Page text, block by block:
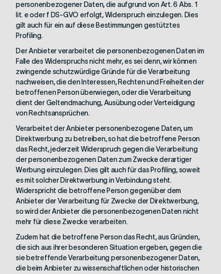
personenbezogener Daten, die aufgrund von Art. 6 Abs. 1
lit. e oder f DS-GVO erfolgt, Widerspruch einzulegen. Dies
gilt auch für ein auf diese Bestimmungen gestütztes
Profiling.
Der Anbieter verarbeitet die personenbezogenen Daten im
Falle des Widerspruchs nicht mehr, es sei denn, wir können
zwingende schutzwürdige Gründe für die Verarbeitung
nachweisen, die den Interessen, Rechten und Freiheiten der
betroffenen Person überwiegen, oder die Verarbeitung
dient der Geltendmachung, Ausübung oder Verteidigung
von Rechtsansprüchen.
Verarbeitet der Anbieter personenbezogene Daten, um
Direktwerbung zu betreiben, so hat die betroffene Person
das Recht, jederzeit Widerspruch gegen die Verarbeitung
der personenbezogenen Daten zum Zwecke derartiger
Werbung einzulegen. Dies gilt auch für das Profiling, soweit
es mit solcher Direktwerbung in Verbindung steht.
Widerspricht die betroffene Person gegenüber dem
Anbieter der Verarbeitung für Zwecke der Direktwerbung,
so wird der Anbieter die personenbezogenen Daten nicht
mehr für diese Zwecke verarbeiten.
Zudem hat die betroffene Person das Recht, aus Gründen,
die sich aus ihrer besonderen Situation ergeben, gegen die
sie betreffende Verarbeitung personenbezogener Daten,
die beim Anbieter zu wissenschaftlichen oder historischen